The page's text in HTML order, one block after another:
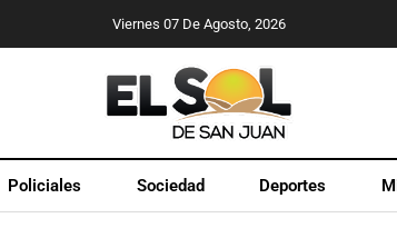
Viernes 07 De Agosto, 2026
Policiales Sociedad Deportes